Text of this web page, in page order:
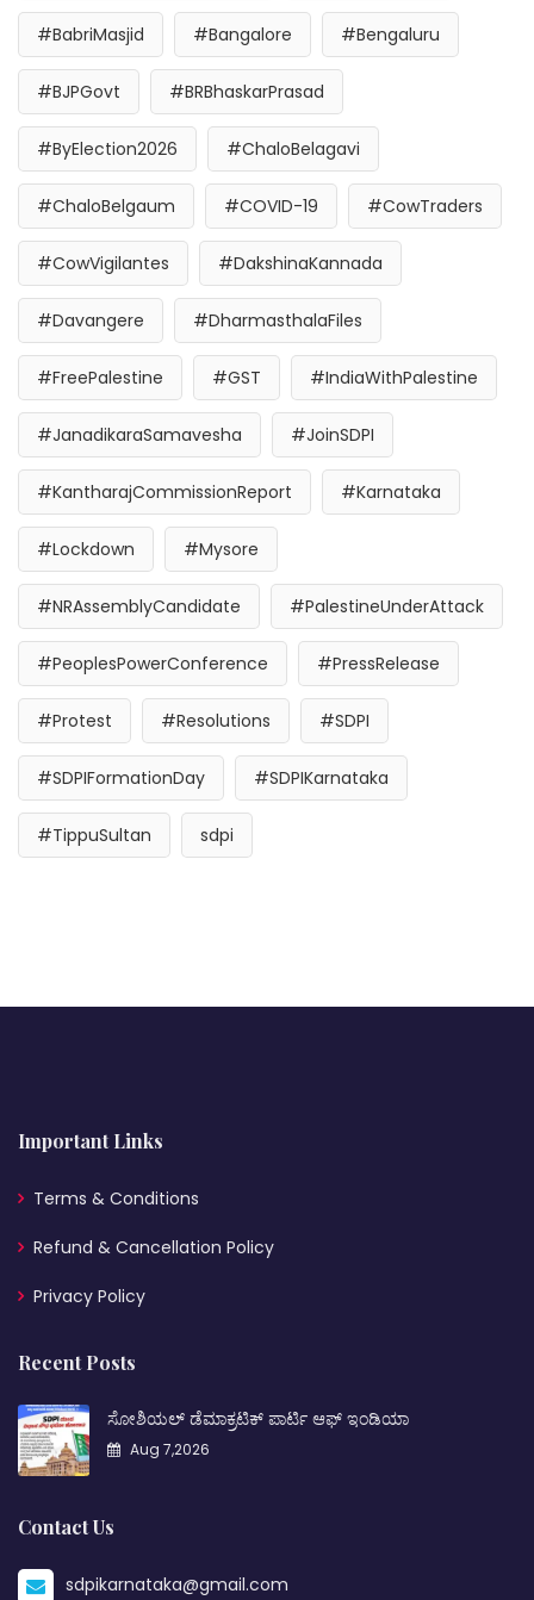
#BabriMasjid #Bangalore #Bengaluru
#BJPGovt #BRBhaskarPrasad
#ByElection2026 #ChaloBelagavi
#ChaloBelgaum #COVID-19 #CowTraders
#CowVigilantes #DakshinaKannada
#Davangere #DharmasthalaFiles
#FreePalestine #GST #IndiaWithPalestine
#JanadikaraSamavesha #JoinSDPI
#KantharajCommissionReport #Karnataka
#Lockdown #Mysore
#NRAssemblyCandidate #PalestineUnderAttack
#PeoplesPowerConference #PressRelease
#Protest #Resolutions #SDPI
#SDPIFormationDay #SDPIKarnataka
#TippuSultan sdpi
Important Links
Terms & Conditions
Refund & Cancellation Policy
Privacy Policy
Recent Posts
ಸೋಶಿಯಲ್ ಡೆಮಾಕ್ರಟಿಕ್ ಪಾರ್ಟಿ ಆಫ್ ಇಂಡಿಯಾ
Aug 7,2026
Contact Us
sdpikarnataka@gmail.com